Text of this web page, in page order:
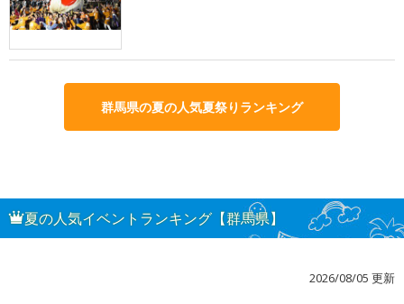
群馬県の夏の人気夏祭りランキング
夏の人気イベントランキング【群馬県】
2026/08/05 更新